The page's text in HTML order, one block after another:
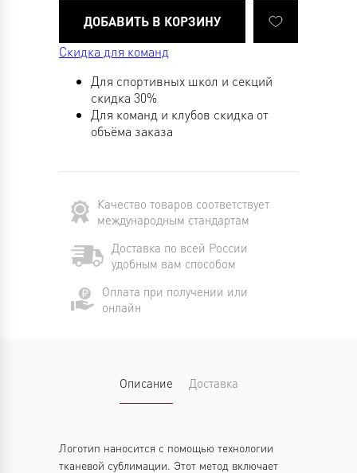
Скидка для команд
Для спортивных школ и секций
скидка 30%
Для команд и клубов скидка от
объёма заказа
Качество товаров соответствует
международным стандартам
Доставка по всей России
удобным вам способом
Оплата при получении или
онлайн
Описание Доставка
Логотип наносится с помощью технологии
тканевой сублимации. Этот метод включает